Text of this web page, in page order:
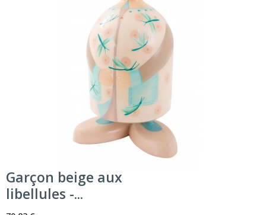
Garçon beige aux
libellules -...